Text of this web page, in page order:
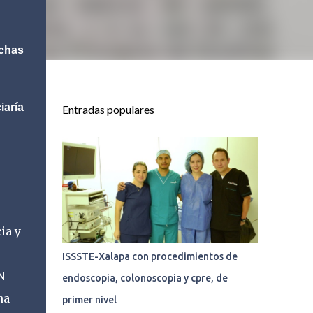
y
Entradas populares
ISSSTE-Xalapa con procedimientos de
endoscopia, colonoscopia y cpre, de
primer nivel